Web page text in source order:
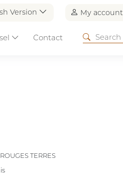
Version My account
Contact
TERRES